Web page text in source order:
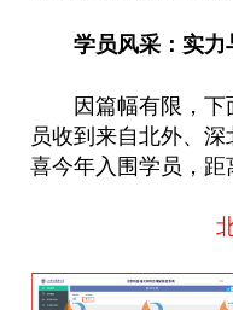
学员风采：实力
因篇幅有限，下
员收到来自北外、
喜今年入围学员，
北